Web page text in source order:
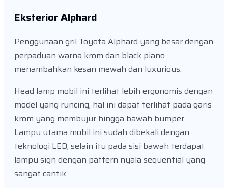
Eksterior Alphard
Penggunaan gril Toyota Alphard yang besar dengan
perpaduan warna krom dan black piano
menambahkan kesan mewah dan luxurious.
Head lamp mobil ini terlihat lebih ergonomis dengan
model yang runcing, hal ini dapat terlihat pada garis
krom yang membujur hingga bawah bumper.
Lampu utama mobil ini sudah dibekali dengan
teknologi LED, selain itu pada sisi bawah terdapat
lampu sign dengan pattern nyala sequential yang
sangat cantik.